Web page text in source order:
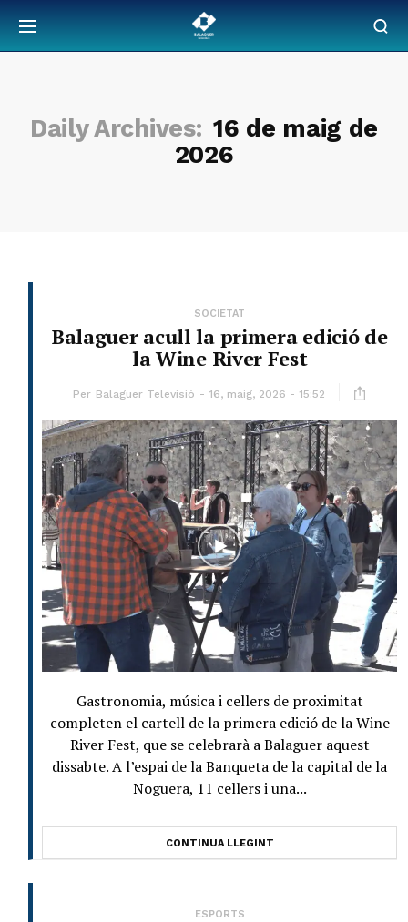
Daily Archives: 16 de maig de
2026
SOCIETAT
Balaguer acull la primera edició de
la Wine River Fest
Per Balaguer Televisió 16, maig, 2026 - 15:52
Gastronomia, música i cellers de proximitat
completen el cartell de la primera edició de la Wine
River Fest, que se celebrarà a Balaguer aquest
dissabte. A l’espai de la Banqueta de la capital de la
Noguera, 11 cellers i una...
CONTINUA LLEGINT
ESPORTS